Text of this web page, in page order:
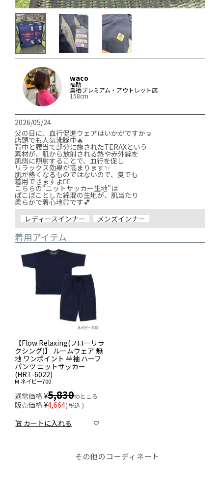
waco
福助
鳥栖プレミアム・アウトレット店
158cm
2026/05/24
父の日に、血行促進ウェアはいかがですか☺️
店頭でも人気沸騰中🔥
背中と腰当て部分に施されたTERAXという
素材が、肌から放射される熱や赤外線を
肌側に照射することで、血行を促し
リラックス効果が高まります✨
肌が熱くなるものではないので、夏でも
着用できますよ🙆‍♀️
こちらの“ニットサッカー生地”は
ぽこぽことした綿混の生地が、肌当たり
レディースインナー
メンズインナー
着用アイテム
【Flow Relaxing(フローリラ
クシング)】 ルームウェア 無
地 ワンポイント 半袖 ハーフ
パンツ ニットサッカー
(HRT-6022)
M ネイビー700
通常価格 ¥5,830のところ
販売価格 ¥4,664 税込
カートに入れる
その他のコーディネート